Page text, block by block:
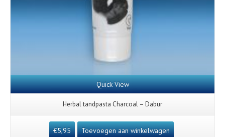
Quick View
Herbal tandpasta Charcoal – Dabur
€5,95 Toevoegen aan winkelwagen